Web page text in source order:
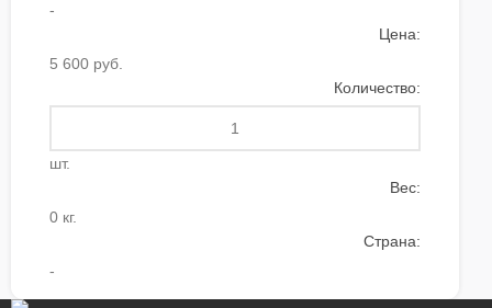
-
Цена:
5 600 руб.
Количество:
шт.
Вес:
0 кг.
Страна:
-